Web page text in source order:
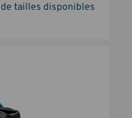
tailles disponibles